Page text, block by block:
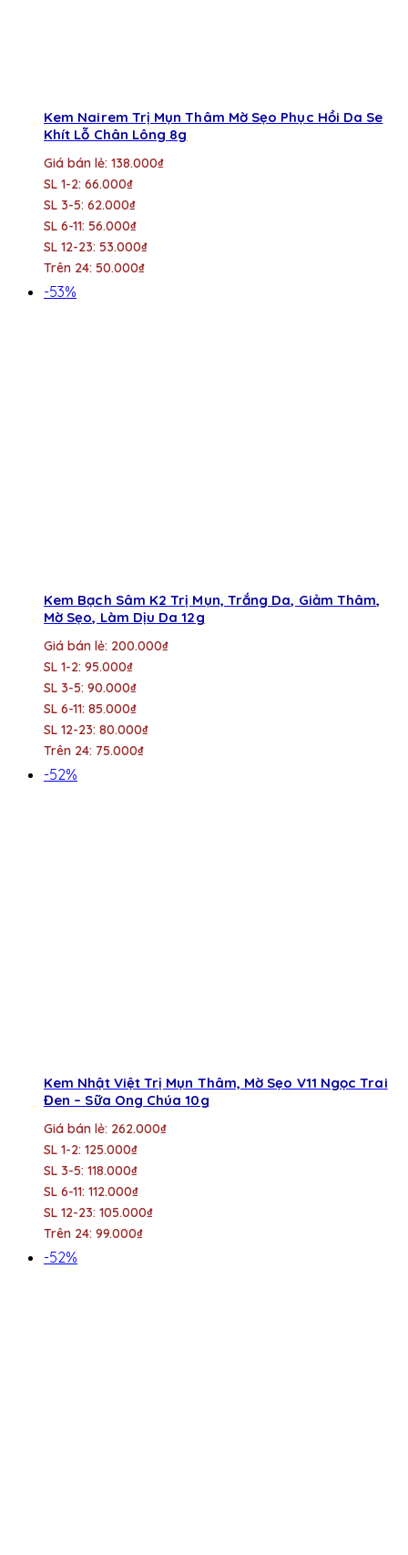
Kem Nairem Trị Mụn Thâm Mờ Sẹo Phục Hồi Da Se
Khít Lỗ Chân Lông 8g
Giá bán lẻ: 138.000₫
SL 1-2: 66.000₫
SL 3-5: 62.000₫
SL 6-11: 56.000₫
SL 12-23: 53.000₫
Trên 24: 50.000₫
-53%
Kem Bạch Sâm K2 Trị Mụn, Trắng Da, Giảm Thâm,
Mờ Sẹo, Làm Dịu Da 12g
Giá bán lẻ: 200.000₫
SL 1-2: 95.000₫
SL 3-5: 90.000₫
SL 6-11: 85.000₫
SL 12-23: 80.000₫
Trên 24: 75.000₫
-52%
Kem Nhật Việt Trị Mụn Thâm, Mờ Sẹo V11 Ngọc Trai
Đen – Sữa Ong Chúa 10g
Giá bán lẻ: 262.000₫
SL 1-2: 125.000₫
SL 3-5: 118.000₫
SL 6-11: 112.000₫
SL 12-23: 105.000₫
Trên 24: 99.000₫
-52%